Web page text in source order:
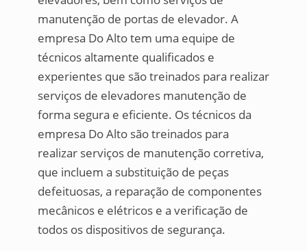
manutenção de portas de elevador. A
empresa Do Alto tem uma equipe de
técnicos altamente qualificados e
experientes que são treinados para realizar
serviços de elevadores manutenção de
forma segura e eficiente. Os técnicos da
empresa Do Alto são treinados para
realizar serviços de manutenção corretiva,
que incluem a substituição de peças
defeituosas, a reparação de componentes
mecânicos e elétricos e a verificação de
todos os dispositivos de segurança.